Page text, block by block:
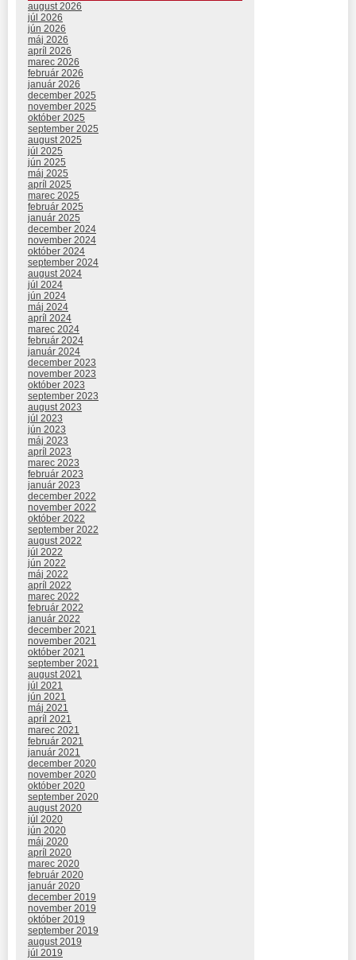
august 2026
júl 2026
jún 2026
máj 2026
apríl 2026
marec 2026
február 2026
január 2026
december 2025
november 2025
október 2025
september 2025
august 2025
júl 2025
jún 2025
máj 2025
apríl 2025
marec 2025
február 2025
január 2025
december 2024
november 2024
október 2024
september 2024
august 2024
júl 2024
jún 2024
máj 2024
apríl 2024
marec 2024
február 2024
január 2024
december 2023
november 2023
október 2023
september 2023
august 2023
júl 2023
jún 2023
máj 2023
apríl 2023
marec 2023
február 2023
január 2023
december 2022
november 2022
október 2022
september 2022
august 2022
júl 2022
jún 2022
máj 2022
apríl 2022
marec 2022
február 2022
január 2022
december 2021
november 2021
október 2021
september 2021
august 2021
júl 2021
jún 2021
máj 2021
apríl 2021
marec 2021
február 2021
január 2021
december 2020
november 2020
október 2020
september 2020
august 2020
júl 2020
jún 2020
máj 2020
apríl 2020
marec 2020
február 2020
január 2020
december 2019
november 2019
október 2019
september 2019
august 2019
júl 2019